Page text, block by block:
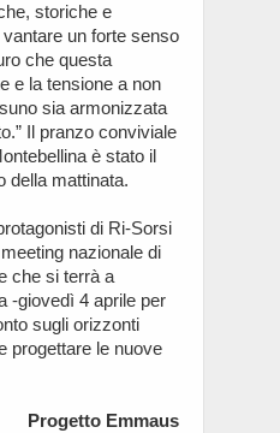
storiche e
un forte senso
che questa
e la tensione a non
sia armonizzata
Il pranzo conviviale
è stato il
della mattinata.
di Ri-Sorsi
nazionale di
che si terrà a
-giovedì 4 aprile per
sugli orizzonti
progettare le nuove
Progetto Emmaus